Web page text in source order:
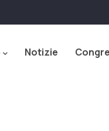
Notizie